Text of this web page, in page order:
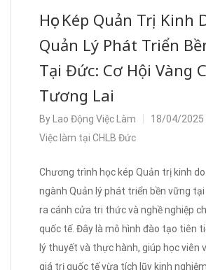
Học Kép Quản Trị Kinh
Quản Lý Phát Triển
Tại Đức: Cơ Hội Vàng
Tương Lai
By Lao Động Việc Làm
18/04/2025
Việc làm tại CHLB Đức
Chương trình học kép Quản trị kinh
ngành Quản lý phát triển bền vững
ra cánh cửa tri thức và nghề nghiệp
quốc tế. Đây là mô hình đào tạo tiên
lý thuyết và thực hành, giúp học viên
giá trị quốc tế vừa tích lũy kinh